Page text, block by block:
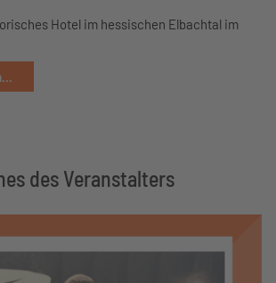
Hotel im hessischen Elbachtal im
des Veranstalters